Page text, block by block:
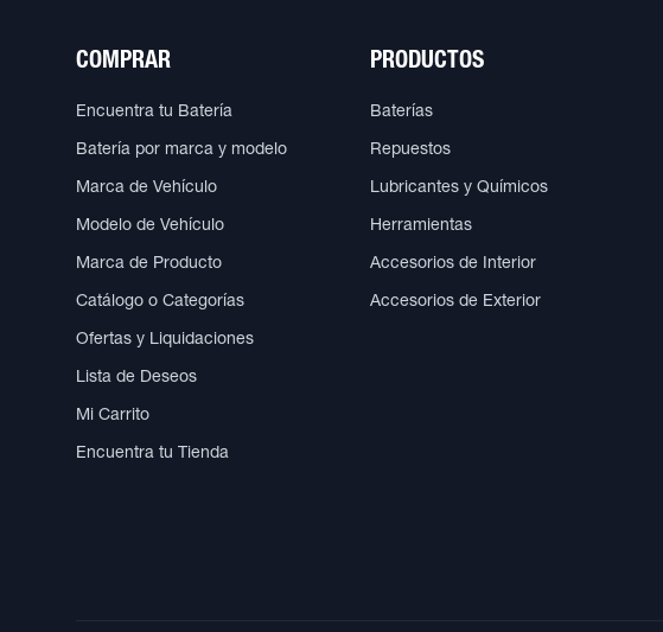
COMPRAR
Encuentra tu Batería
Batería por marca y modelo
Marca de Vehículo
Modelo de Vehículo
Marca de Producto
Catálogo o Categorías
Ofertas y Liquidaciones
Lista de Deseos
Mi Carrito
Encuentra tu Tienda
PRODUCTOS
Baterías
Repuestos
Lubricantes y Químicos
Herramientas
Accesorios de Interior
Accesorios de Exterior